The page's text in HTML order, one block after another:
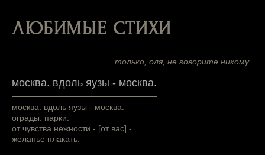
ЛЮБИМЫЕ СТИХИ
только, оля, не говорите никому..
москва. вдоль яузы - москва.
москва. вдоль яузы - москва.
ограды. парки.
от чувства нежности - [от вас] -
желанье плакать.